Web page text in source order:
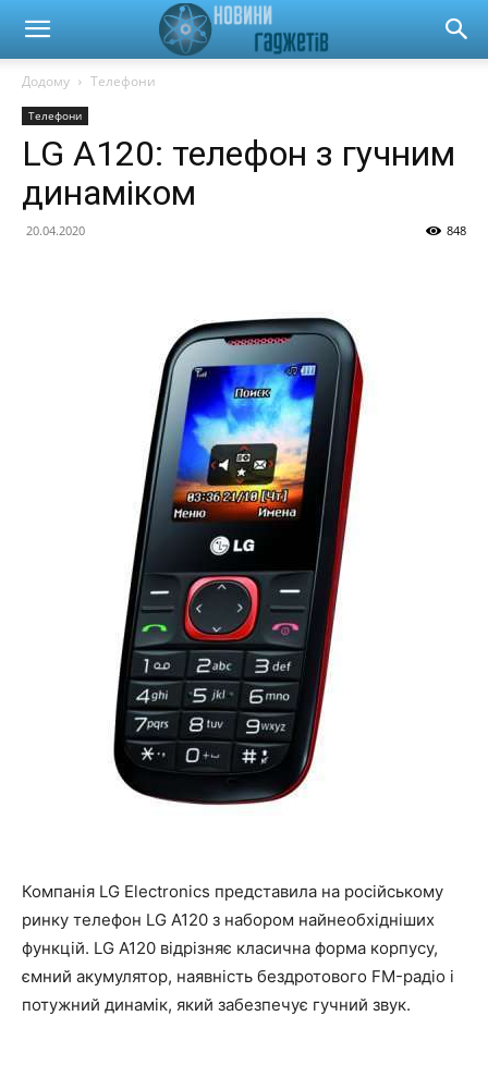
Новини
гаджетів
Додому Телефони
Телефони
LG A120: телефон з гучним
динаміком
20.04.2020 848
Компанія LG Electronics представила на російському
ринку телефон LG A120 з набором найнеобхідніших
функцій. LG A120 відрізняє класична форма корпусу,
ємний акумулятор, наявність бездротового FM-радіо і
потужний динамік, який забезпечує гучний звук.